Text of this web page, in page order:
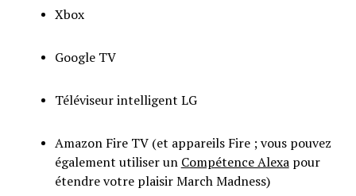
Xbox
Google TV
Téléviseur intelligent LG
Amazon Fire TV (et appareils Fire ; vous pouvez
également utiliser un Compétence Alexapour
étendre votre plaisir March Madness)